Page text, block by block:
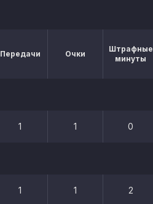
Передачи Очки
Штрафные
минуты
1 1 0
1 1 2